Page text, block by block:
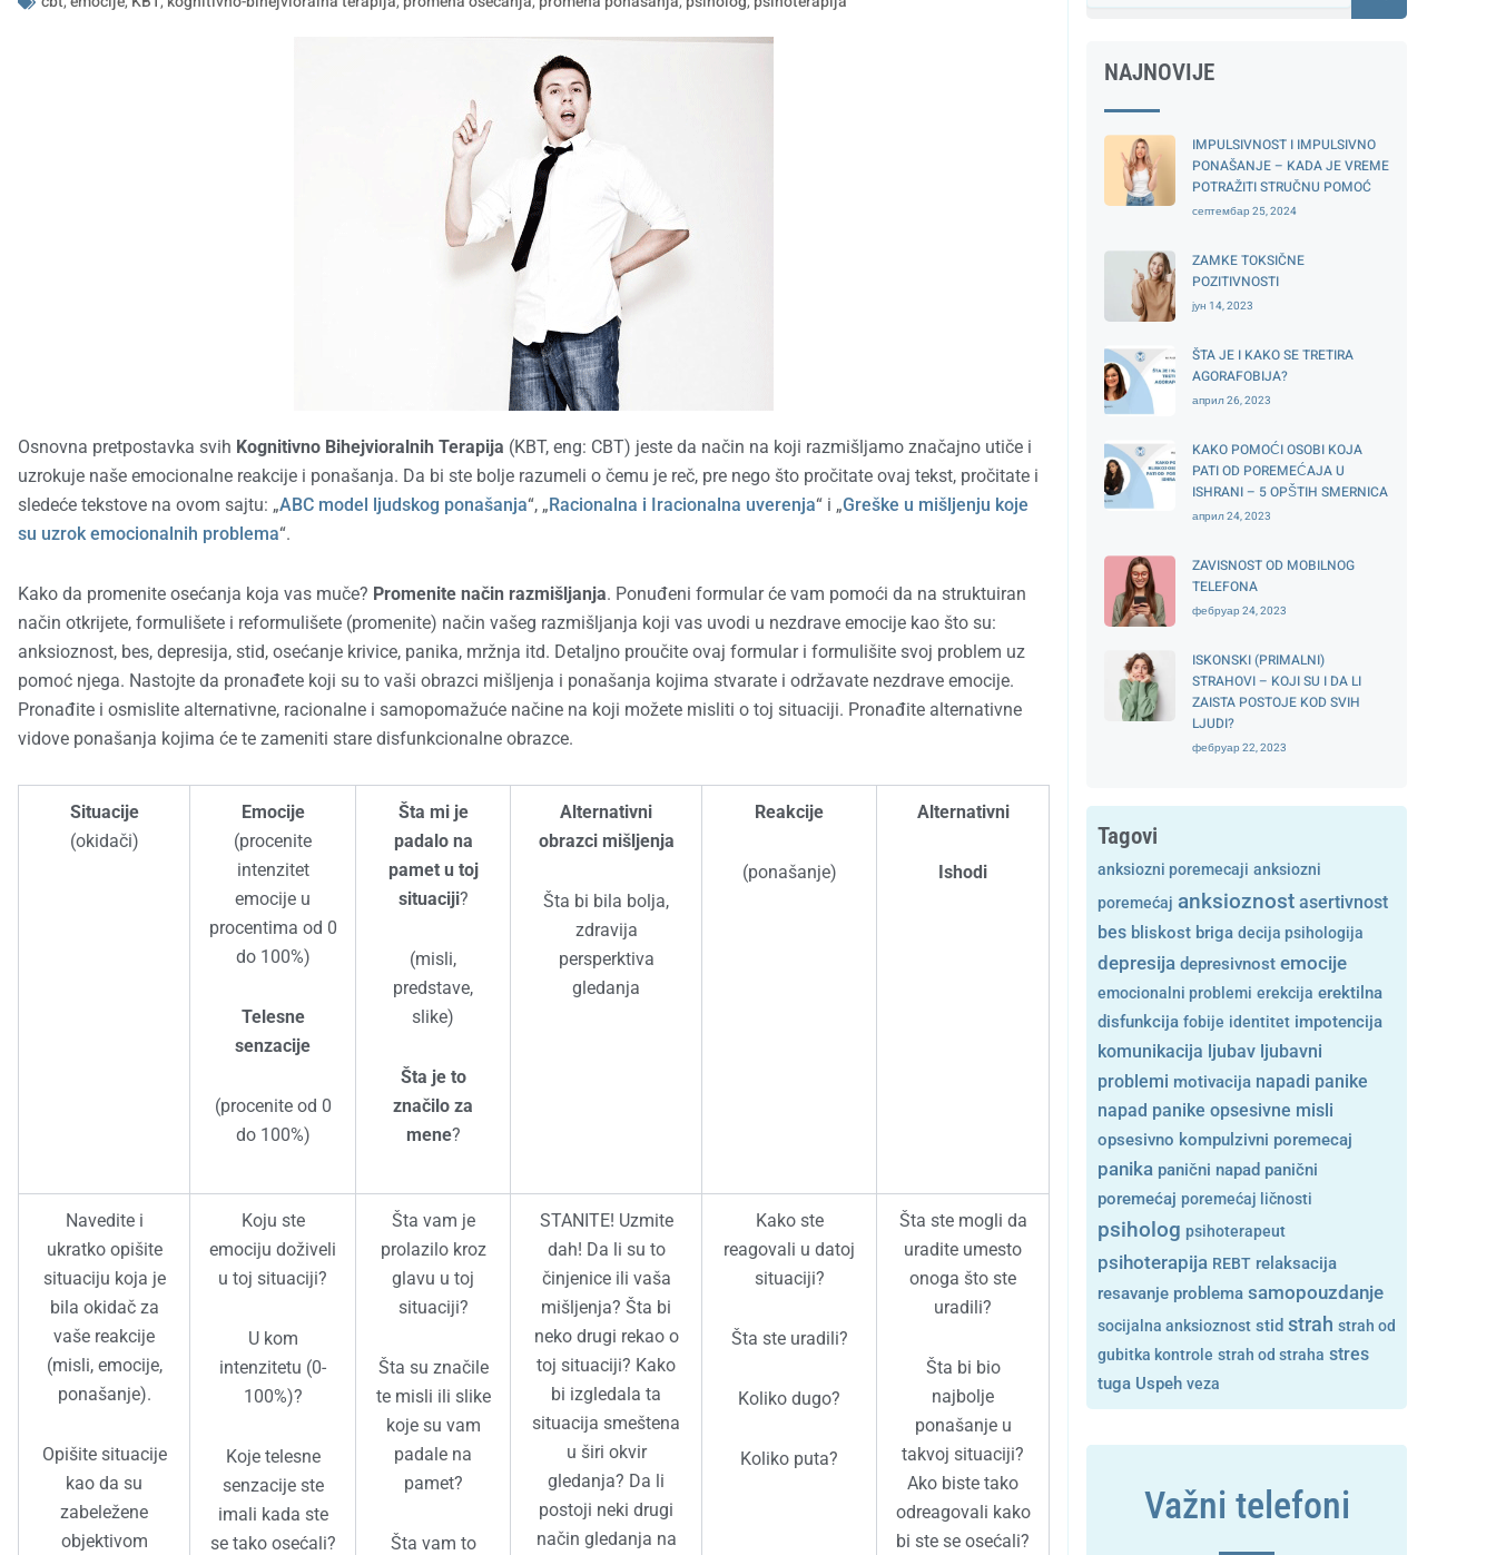
Osnovna pretpostavka svih Kognitivno Bihejvioralnih Terapija (KBT, eng: CBT) jeste da način na koji razmišljamo značajno utiče i
uzrokuje naše emocionalne reakcije i ponašanja. Da bi ste bolje razumeli o čemu je reč, pre nego što pročitate ovaj tekst, pročitate i
sledeće tekstove na ovom sajtu: „ABC model ljudskog ponašanja“, „Racionalna i Iracionalna uverenja“ i „Greške u mišljenju koje
su uzrok emocionalnih problema“.
Kako da promenite osećanja koja vas muče? Promenite način razmišljanja. Ponuđeni formular će vam pomoći da na struktuiran
način otkrijete, formulišete i reformulišete (promenite) način vašeg razmišljanja koji vas uvodi u nezdrave emocije kao što su:
anksioznost, bes, depresija, stid, osećanje krivice, panika, mržnja itd. Detaljno proučite ovaj formular i formulišite svoj problem uz
pomoć njega. Nastojte da pronađete koji su to vaši obrazci mišljenja i ponašanja kojima stvarate i održavate nezdrave emocije.
Pronađite i osmislite alternativne, racionalne i samopomažuće načine na koji možete misliti o toj situaciji. Pronađite alternativne
vidove ponašanja kojima će te zameniti stare disfunkcionalne obrazce.
Situacije
(okidači)
Emocije
(procenite
intenzitet
emocije u
procentima od 0
do 100%)
Telesne
senzacije
(procenite od 0
do 100%)
Šta mi je
padalo na
pamet u toj
situaciji?
(misli,
predstave,
slike)
Šta je to
značilo za
mene?
Alternativni
obrazci mišljenja
Šta bi bila bolja,
zdravija
persperktiva
gledanja
Reakcije
(ponašanje)
Alternativni
Ishodi
Navedite i
ukratko opišite
situaciju koja je
bila okidač za
vaše reakcije
(misli, emocije,
ponašanje).
Opišite situacije
kao da su
zabeležene
objektivom
Koju ste
emociju doživeli
u toj situaciji?
U kom
intenzitetu (0-
100%)?
Koje telesne
senzacije ste
imali kada ste
se tako osećali?
Šta vam je
prolazilo kroz
glavu u toj
situaciji?
Šta su značile
te misli ili slike
koje su vam
padale na
pamet?
Šta vam to
STANITE! Uzmite
dah! Da li su to
činjenice ili vaša
mišljenja? Šta bi
neko drugi rekao o
toj situaciji? Kako
bi izgledala ta
situacija smeštena
u širi okvir
gledanja? Da li
postoji neki drugi
način gledanja na
Kako ste
reagovali u datoj
situaciji?
Šta ste uradili?
Koliko dugo?
Koliko puta?
Šta ste mogli da
uradite umesto
onoga što ste
uradili?
Šta bi bio
najbolje
ponašanje u
takvoj situaciji?
Ako biste tako
odreagovali kako
bi ste se osećali?
NAJNOVIJE
IMPULSIVNOST I IMPULSIVNO
PONAŠANJE – KADA JE VREME
POTRAŽITI STRUČNU POMOĆ
септембар 25, 2024
ZAMKE TOKSIČNE
POZITIVNOSTI
јун 14, 2023
ŠTA JE I KAKO SE TRETIRA
AGORAFOBIJA?
април 26, 2023
KAKO POMOĆI OSOBI KOJA
PATI OD POREMEĆAJA U
ISHRANI – 5 OPŠTIH SMERNICA
април 24, 2023
ZAVISNOST OD MOBILNOG
TELEFONA
фебруар 24, 2023
ISKONSKI (PRIMALNI)
STRAHOVI – KOJI SU I DA LI
ZAISTA POSTOJE KOD SVIH
LJUDI?
фебруар 22, 2023
Tagovi
anksiozni poremecaji anksiozni
poremećaj anksioznost asertivnost
bes bliskost briga decija psihologija
depresija depresivnost emocije
emocionalni problemi erekcija erektilna
disfunkcija fobije identitet impotencija
komunikacija ljubav ljubavni
problemi motivacija napadi panike
napad panike opsesivne misli
opsesivno kompulzivni poremecaj
panika panični napad panični
poremećaj poremećaj ličnosti
psiholog psihoterapeut
psihoterapija REBT relaksacija
resavanje problema samopouzdanje
socijalna anksioznost stid strah strah od
gubitka kontrole strah od straha stres
tuga Uspeh veza
Važni telefoni